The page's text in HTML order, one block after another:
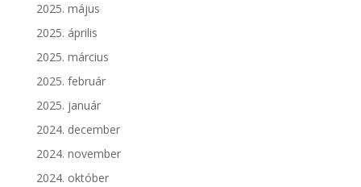
2025. május
2025. április
2025. március
2025. február
2025. január
2024. december
2024. november
2024. október